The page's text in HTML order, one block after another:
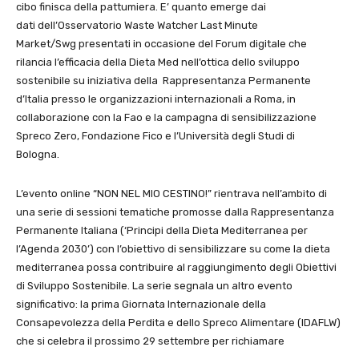
cibo finisca della pattumiera. E’ quanto emerge dai
dati dell’Osservatorio Waste Watcher Last Minute
Market/Swg presentati in occasione del Forum digitale che
rilancia l’efficacia della Dieta Med nell’ottica dello sviluppo
sostenibile su iniziativa della Rappresentanza Permanente
d’Italia presso le organizzazioni internazionali a Roma, in
collaborazione con la Fao e la campagna di sensibilizzazione
Spreco Zero, Fondazione Fico e l’Università degli Studi di
Bologna.
L’evento online “NON NEL MIO CESTINO!” rientrava nell’ambito di
una serie di sessioni tematiche promosse dalla Rappresentanza
Permanente Italiana (‘Principi della Dieta Mediterranea per
l’Agenda 2030’) con l’obiettivo di sensibilizzare su come la dieta
mediterranea possa contribuire al raggiungimento degli Obiettivi
di Sviluppo Sostenibile. La serie segnala un altro evento
significativo: la prima Giornata Internazionale della
Consapevolezza della Perdita e dello Spreco Alimentare (IDAFLW)
che si celebra il prossimo 29 settembre per richiamare